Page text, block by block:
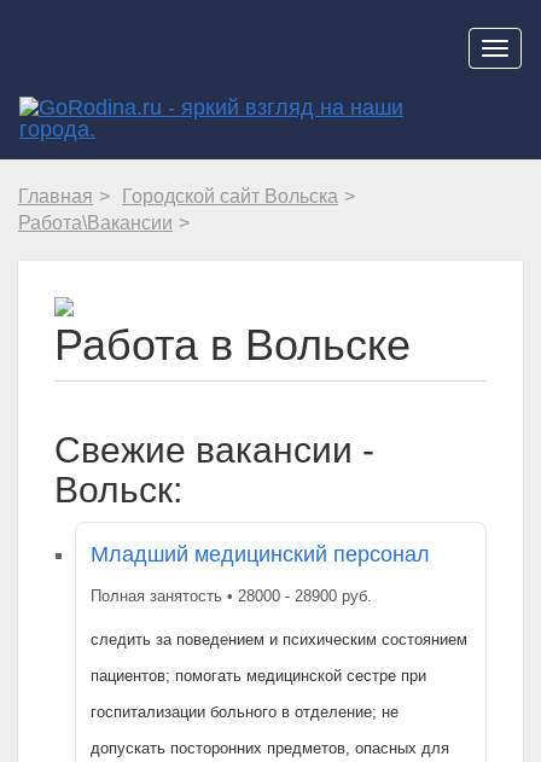
Главная
Городской сайт Вольска
Работа\Вакансии
Работа в Вольске
Свежие вакансии -
Вольск:
Младший медицинский персонал
Полная занятость • 28000 - 28900 руб.
следить за поведением и психическим состоянием
пациентов; помогать медицинской сестре при
госпитализации больного в отделение; не
допускать посторонних предметов, опасных для